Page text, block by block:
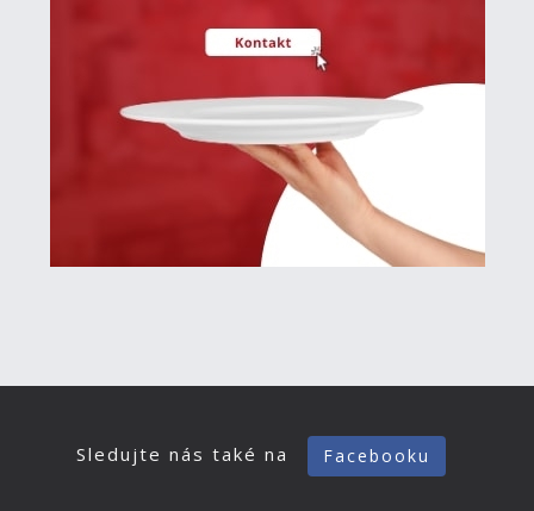
Sledujte nás také na Facebooku